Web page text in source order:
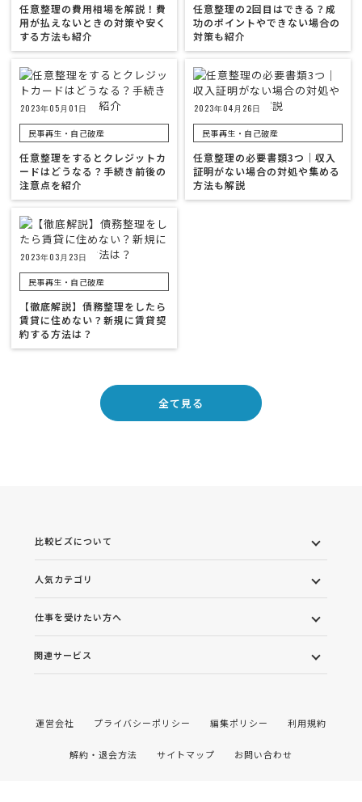
任意整理の費用相場を解説！費
用が払えないときの対策や安く
する方法も紹介
任意整理の2回目はできる？成
功のポイントやできない場合の
対策も紹介
2023年05月01日
民事再生・自己破産
任意整理をするとクレジットカ
ードはどうなる？手続き前後の
注意点を紹介
2023年04月26日
民事再生・自己破産
任意整理の必要書類3つ｜収入
証明がない場合の対処や集める
方法も解説
2023年03月23日
民事再生・自己破産
【徹底解説】債務整理をしたら
賃貸に住めない？新規に賃貸契
約する方法は？
全て見る
比較ビズについて
人気カテゴリ
仕事を受けたい方へ
関連サービス
運営会社 プライバシーポリシー 編集ポリシー 利用規約
解約・退会方法 サイトマップ お問い合わせ